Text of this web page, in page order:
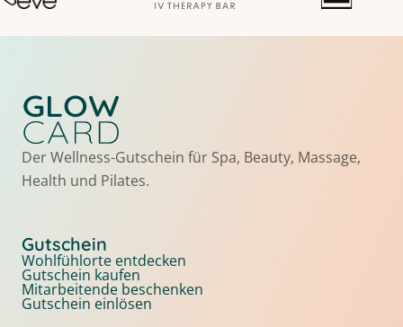
Der Wellness-Gutschein für Spa, Beauty, Massage,
Health und Pilates.
Gutschein
Wohlfühlorte entdecken
Gutschein kaufen
Mitarbeitende beschenken
Gutschein einlösen